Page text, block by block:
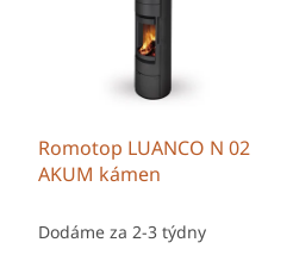
Romotop LUANCO N 02
AKUM kámen
Dodáme za 2-3 týdny